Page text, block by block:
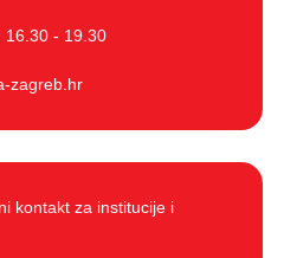
16.30 - 19.30
zagreb.hr
kontakt za institucije i